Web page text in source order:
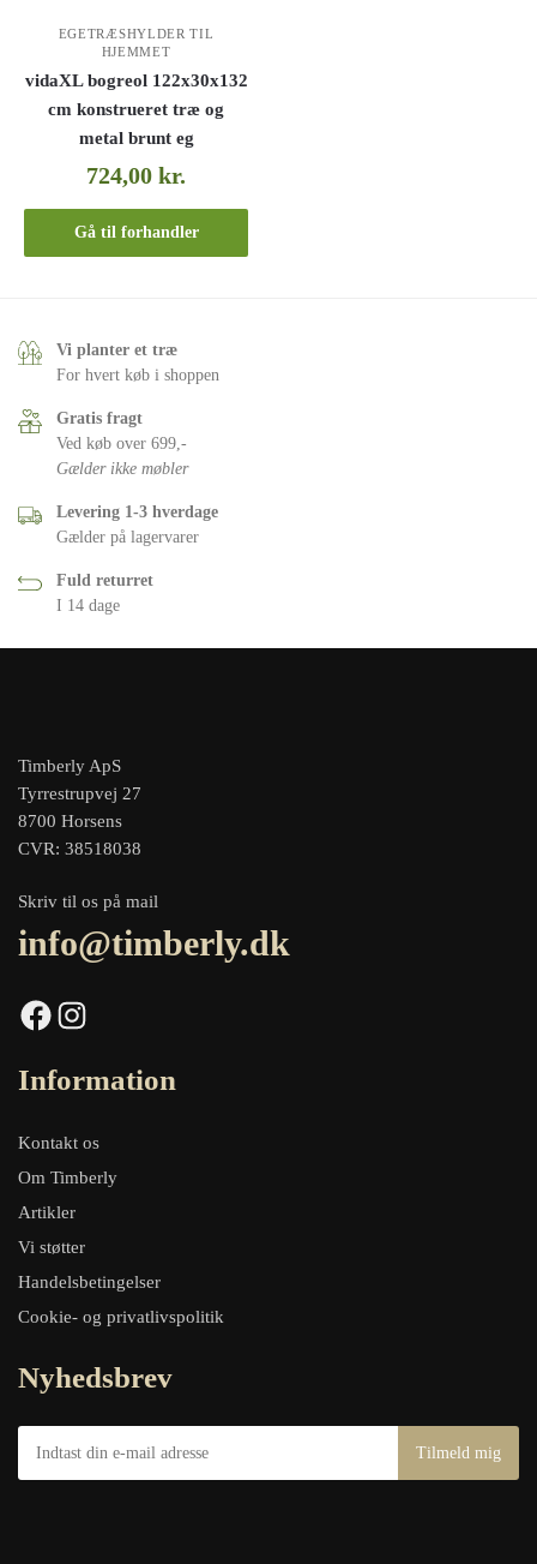
EGETRÆSHYLDER TIL
HJEMMET
vidaXL bogreol 122x30x132
cm konstrueret træ og
metal brunt eg
724,00kr.
Gå til forhandler
Vi planter et træ
For hvert køb i shoppen
Gratis fragt
Ved køb over 699,-
Gælder ikke møbler
Levering 1-3 hverdage
Gælder på lagervarer
Fuld returret
I 14 dage
Timberly ApS
Tyrrestrupvej 27
8700 Horsens
CVR: 38518038
Skriv til os på mail
info@timberly.dk
Facebook Instagram
Information
Kontakt os
Om Timberly
Artikler
Vi støtter
Handelsbetingelser
Cookie- og privatlivspolitik
Nyhedsbrev